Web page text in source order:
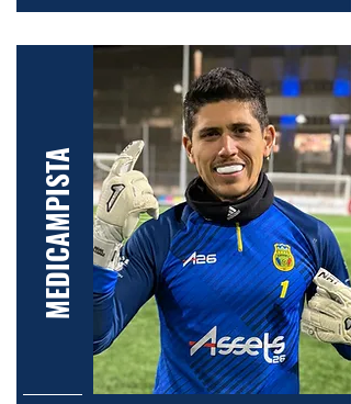
MEDICAMPISTA